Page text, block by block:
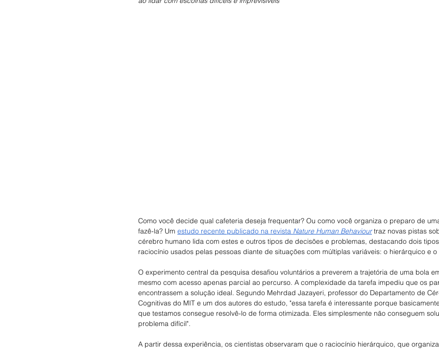
Como você decide qual cafeteria deseja frequentar? Ou como você organiza o preparo de
fazê-la? Um estudo recente publicado na revista Nature Human Behaviour traz novas pistas
cérebro humano lida com estes e outros tipos de decisões e problemas, destacando dois
raciocínio usados pelas pessoas diante de situações com múltiplas variáveis: o hierárquico e
O experimento central da pesquisa desafiou voluntários a preverem a trajetória de uma bola
mesmo com acesso apenas parcial ao percurso. A complexidade da tarefa impediu que os
encontrassem a solução ideal. Segundo Mehrdad Jazayeri, professor do Departamento de
Cognitivas do MIT e um dos autores do estudo, "essa tarefa é interessante porque
que testamos consegue resolvê-lo de forma otimizada. Eles simplesmente não conseguem
problema difícil".
A partir dessa experiência, os cientistas observaram que o raciocínio hierárquico, que